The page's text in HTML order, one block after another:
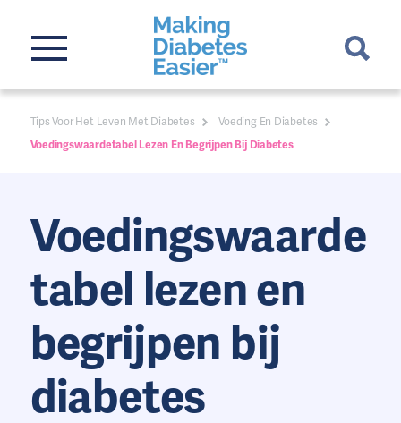
Tips Voor Het Leven Met Diabetes
Voeding En Diabetes
Voedingswaardetabel Lezen En Begrijpen Bij Diabetes
Voedingswaarde
tabel lezen en
begrijpen bij
diabetes